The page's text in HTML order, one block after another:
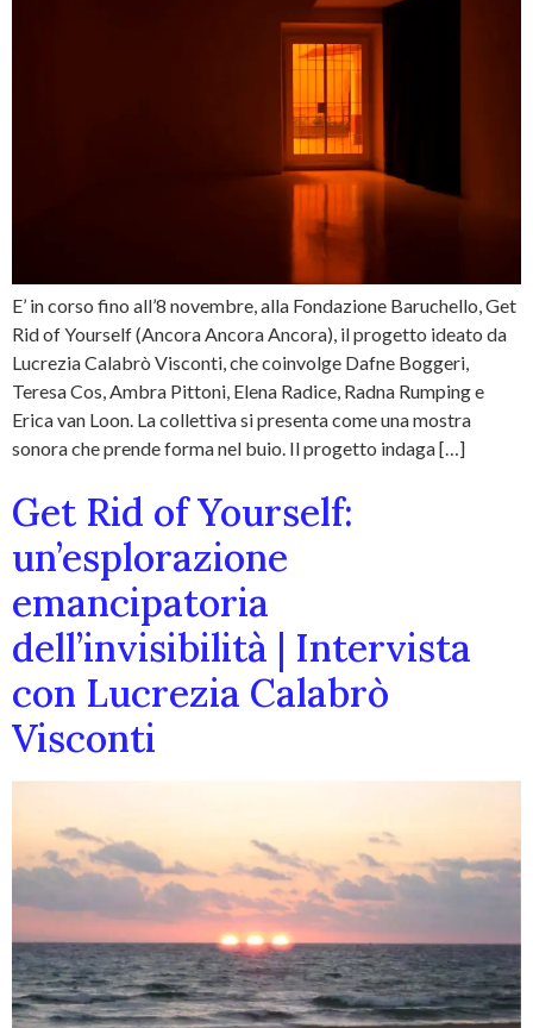
E’ in corso fino all’8 novembre, alla Fondazione Baruchello, Get
Rid of Yourself (Ancora Ancora Ancora), il progetto ideato da
Lucrezia Calabrò Visconti, che coinvolge Dafne Boggeri,
Teresa Cos, Ambra Pittoni, Elena Radice, Radna Rumping e
Erica van Loon. La collettiva si presenta come una mostra
sonora che prende forma nel buio. Il progetto indaga […]
Get Rid of Yourself:
un’esplorazione
emancipatoria
dell’invisibilità | Intervista
con Lucrezia Calabrò
Visconti